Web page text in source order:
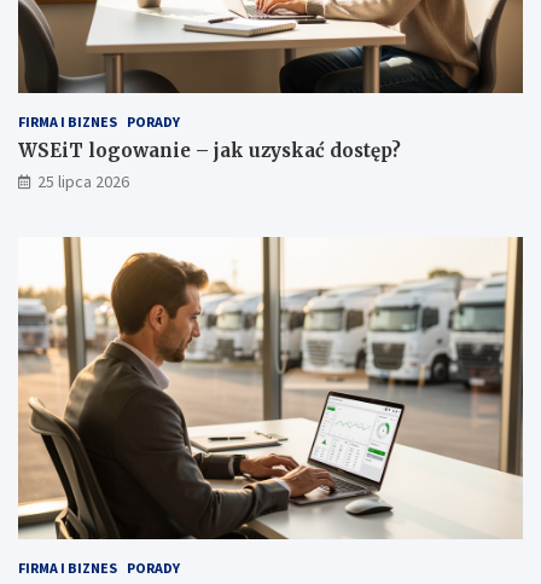
d
r
o
b
y
FIRMA I BIZNES PORADY
WSEiT logowanie – jak uzyskać dostęp?
25 lipca 2026
FIRMA I BIZNES PORADY